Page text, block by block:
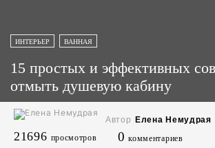
ИНТЕРЬЕР ВАННАЯ
15 простых и эффективных
отмыть душевую кабину
Автор Елена Немудрая
21696 просмотров 0 комментариев